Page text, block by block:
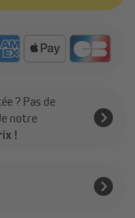
? Pas de
notre
!